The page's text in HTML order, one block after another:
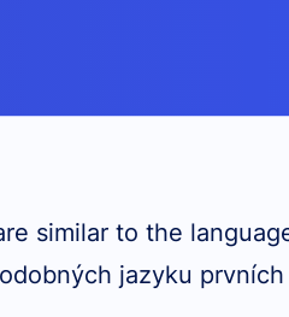
similar to the
jazyku